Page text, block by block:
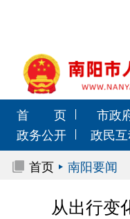
首 页 市政
政务公开
政民
首页
南阳要闻
从出行变